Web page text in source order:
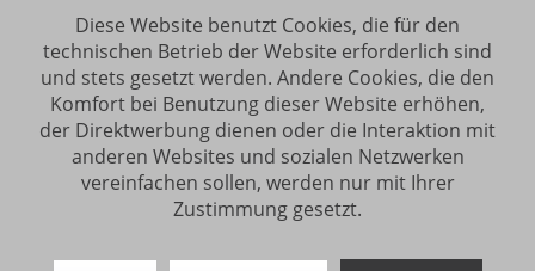
Diese Website benutzt Cookies, die für den
technischen Betrieb der Website erforderlich sind
und stets gesetzt werden. Andere Cookies, die den
Komfort bei Benutzung dieser Website erhöhen,
der Direktwerbung dienen oder die Interaktion mit
anderen Websites und sozialen Netzwerken
vereinfachen sollen, werden nur mit Ihrer
Zustimmung gesetzt.